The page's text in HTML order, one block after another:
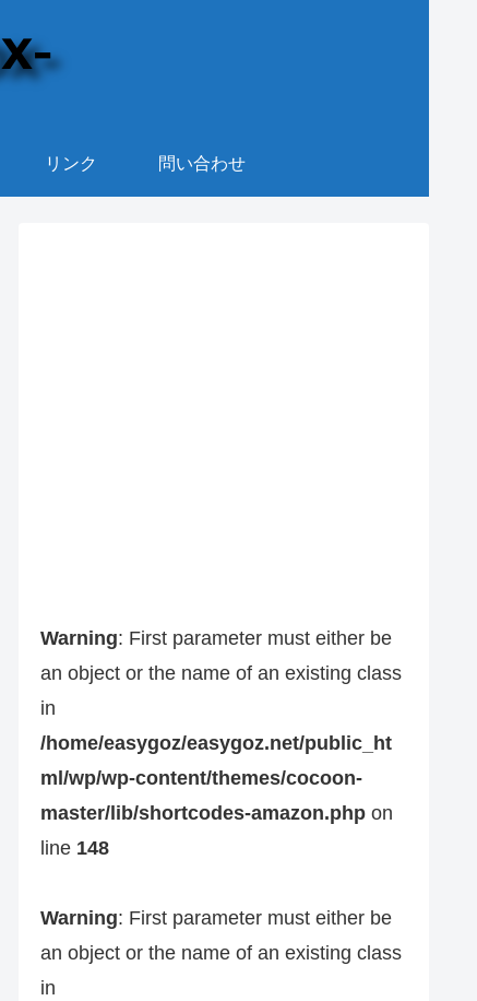
リンク 問い合わせ
Warning: First parameter must either be
an object or the name of an existing class
in
/home/easygoz/easygoz.net/public_ht
ml/wp/wp-content/themes/cocoon-
master/lib/shortcodes-amazon.php on
line 148
Warning: First parameter must either be
an object or the name of an existing class
in